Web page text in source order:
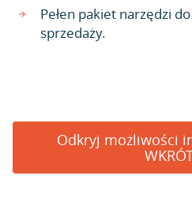
Pełen pakiet narzędzi
sprzedaży.
Odkryj możliwości